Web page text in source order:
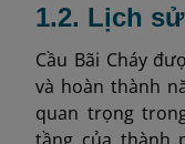
1.2. Lịch sử
Cầu Bãi Cháy
và hoàn thành
quan trọng